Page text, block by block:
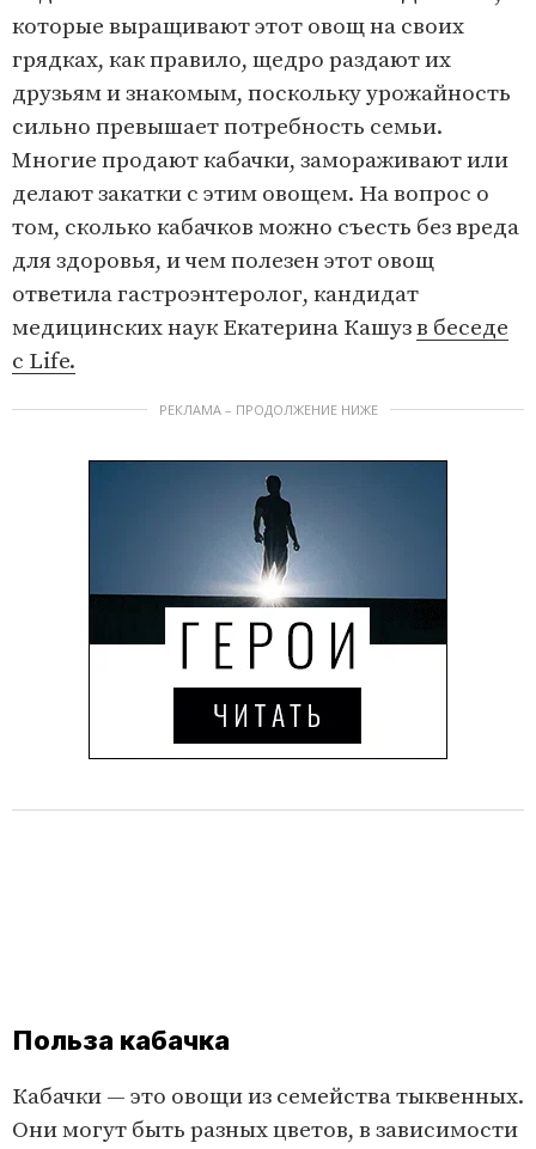
которые выращивают этот овощ на своих
грядках, как правило, щедро раздают их
друзьям и знакомым, поскольку урожайность
сильно превышает потребность семьи.
Многие продают кабачки, замораживают или
делают закатки с этим овощем. На вопрос о
том, сколько кабачков можно съесть без вреда
для здоровья, и чем полезен этот овощ
ответила гастроэнтеролог, кандидат
медицинских наук Екатерина Кашузв беседе
с Life.
РЕКЛАМА – ПРОДОЛЖЕНИЕ НИЖЕ
Польза кабачка
Кабачки — это овощи из семейства тыквенных.
Они могут быть разных цветов, в зависимости